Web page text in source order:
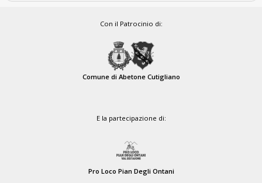
Con il Patrocinio di:
Comune di Abetone Cutigliano
E la partecipazione di:
Pro Loco Pian Degli Ontani